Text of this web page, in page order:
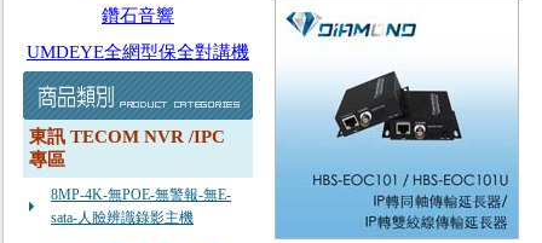
鑽石音響
UMDEYE全網型保全對講機
東訊 TECOM NVR /IPC
專區
8MP-4K-無POE-無警報-無E-
sata-人臉辨識錄影主機